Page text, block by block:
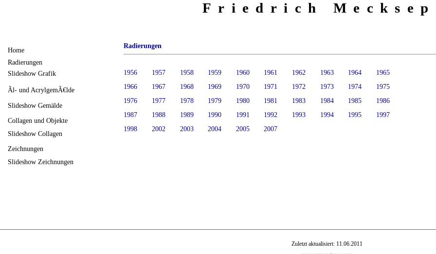
Friedrich
Radierungen
1956 1957 1958 1959 1960 1961 1962 1963 1964
1965
1966
1967 1968 1969 1970 1971 1972 1973 1974
1975
1976
1977 1978 1979 1980 1981 1983 1984 1985
1986
1987
1988 1989 1990 1991 1992 1993 1994 1995
1997
1998
2002 2003 2004 2005 2007
Home
Radierungen
Slideshow Grafik
Ãl- und AcrylgemÃ€lde
Slideshow Gemälde
Collagen und Objekte
Slideshow Collagen
Zeichnungen
Slideshow Zeichnungen
Zuletzt aktualisiert: 11.06.2011